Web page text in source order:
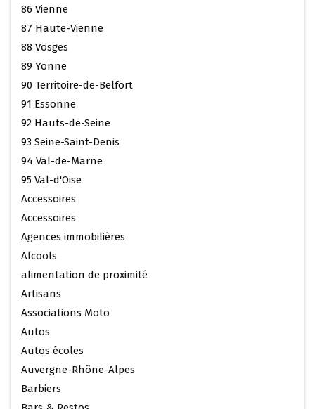
86 Vienne
87 Haute-Vienne
88 Vosges
89 Yonne
90 Territoire-de-Belfort
91 Essonne
92 Hauts-de-Seine
93 Seine-Saint-Denis
94 Val-de-Marne
95 Val-d'Oise
Accessoires
Accessoires
Agences immobilières
Alcools
alimentation de proximité
Artisans
Associations Moto
Autos
Autos écoles
Auvergne-Rhône-Alpes
Barbiers